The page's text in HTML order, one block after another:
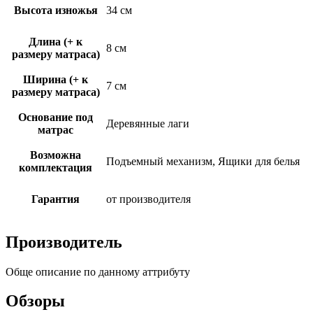
Высота изножья 34 см
Длина (+ к
размеру матраса)
8 см
Ширина (+ к
размеру матраса)
7 см
Основание под
матрас
Деревянные лаги
Возможна
комплектация
Подъемный механизм, Ящики для белья
Гарантия от производителя
Производитель
Обще описание по данному аттрибуту
Обзоры